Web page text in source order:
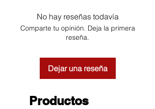
No hay reseñas todavía
Comparte tu opinión. Deja la primera
reseña.
Dejar una reseña
Productos